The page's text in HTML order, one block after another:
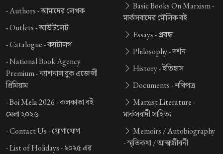
-Authors -আমাদের লেখক
-Outlets -আউটলেট
-Catalogue -ক্যাটালগ
-National Book Agency
Premium -ন্যাশনাল বুক এজেন্সী
প্রিমিয়াম
-Boi Mela 2026 -কলকাতা বই
মেলা ২০২৬
-Contact Us -যোগাযোগ
-List of Holidays -২০২৫ এর
Basic Books On Marxism -
মার্কসবাদের মৌলিক বই
Essays -প্রবন্ধ
Philosophy -দর্শন
History -ইতিহাস
Documents -নথিপত্র
Marxist Literature -
মার্কসবাদী সাহিত্য
Memoirs / Autobiography
-স্মৃতিকথা / আত্মজীবনী